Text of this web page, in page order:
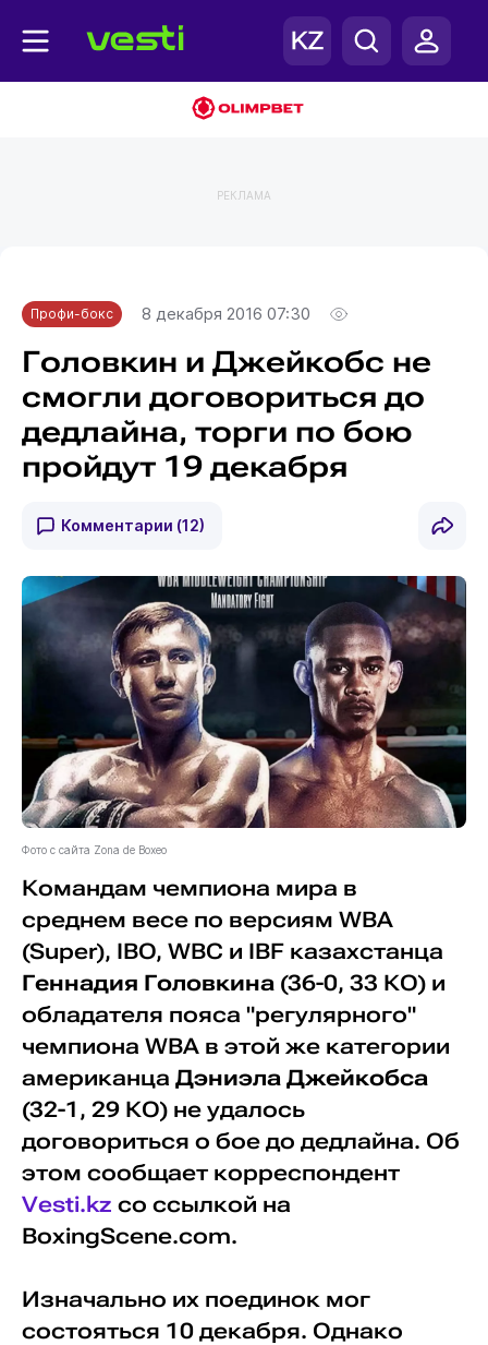
РЕКЛАМА
Профи-бокс 8 декабря 2016 07:30
Головкин и Джейкобс не
смогли договориться до
дедлайна, торги по бою
пройдут 19 декабря
Комментарии (12)
Фото с сайта Zona de Boxeo
Командам чемпиона мира в
среднем весе по версиям WBA
(Super), IBO, WBC и IBF казахстанца
Геннадия Головкина(36-0, 33 КО) и
обладателя пояса "регулярного"
чемпиона WBA в этой же категории
американца Дэниэла Джейкобса
(32-1, 29 КО) не удалось
договориться о бое до дедлайна. Об
этом сообщает корреспондент
Vesti.kz cо ссылкой на
BoxingScene.com.
Изначально их поединок мог
состояться 10 декабря. Однако